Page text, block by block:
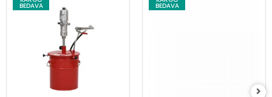
BEDAVA BEDAVA